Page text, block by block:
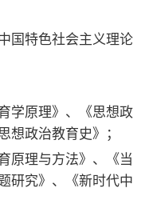
国特色社会主义理论
学原理》、《思想政
想政治教育史》；
原理与方法》、《当
研究》、《新时代中